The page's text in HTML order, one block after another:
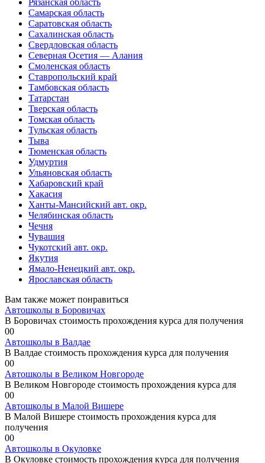
Рязанская область
Самарская область
Саратовская область
Сахалинская область
Свердловская область
Северная Осетия — Алания
Смоленская область
Ставропольский край
Тамбовская область
Татарстан
Тверская область
Томская область
Тульская область
Тыва
Тюменская область
Удмуртия
Ульяновская область
Хабаровский край
Хакасия
Ханты-Мансийский авт. окр.
Челябинская область
Чечня
Чувашия
Чукотский авт. окр.
Якутия
Ямало-Ненецкий авт. окр.
Ярославская область
Вам также может понравиться
Автошколы в Боровичах
В Боровичах стоимость прохождения курса для получения
00
Автошколы в Валдае
В Валдае стоимость прохождения курса для получения
00
Автошколы в Великом Новгороде
В Великом Новгороде стоимость прохождения курса для
00
Автошколы в Малой Вишере
В Малой Вишере стоимость прохождения курса для
получения
00
Автошколы в Окуловке
В Окуловке стоимость прохождения курса для получения